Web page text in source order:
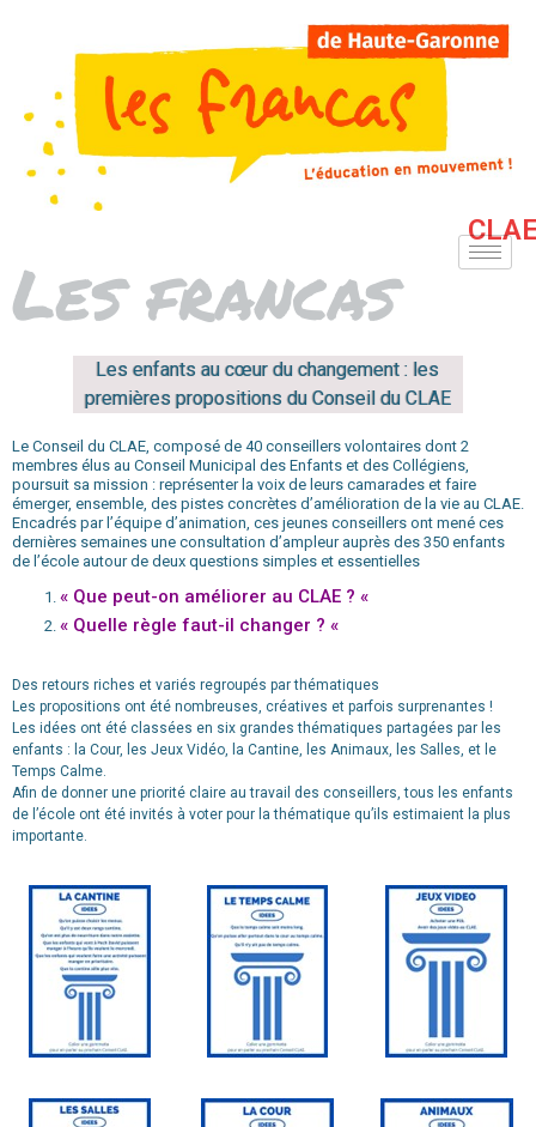
Les francas
Les enfants au cœur du changement : les
premières propositions du Conseil du CLAE
Le Conseil du CLAE, composé de 40 conseillers volontaires dont 2
membres élus au Conseil Municipal des Enfants et des Collégiens,
poursuit sa mission : représenter la voix de leurs camarades et faire
émerger, ensemble, des pistes concrètes d’amélioration de la vie au CLAE.
Encadrés par l’équipe d’animation, ces jeunes conseillers ont mené ces
dernières semaines une consultation d’ampleur auprès des 350 enfants
de l’école autour de deux questions simples et essentielles
« Que peut-on améliorer au CLAE ? «
« Quelle règle faut-il changer ? «
Des retours riches et variés regroupés par thématiques
Les propositions ont été nombreuses, créatives et parfois surprenantes !
Les idées ont été classées en six grandes thématiques partagées par les
enfants : la Cour, les Jeux Vidéo, la Cantine, les Animaux, les Salles, et le
Temps Calme.
Afin de donner une priorité claire au travail des conseillers, tous les enfants
de l’école ont été invités à voter pour la thématique qu’ils estimaient la plus
importante.